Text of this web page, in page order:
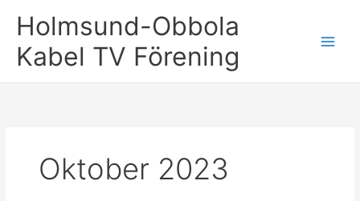
Holmsund-Obbola
Kabel TV Förening
Oktober 2023